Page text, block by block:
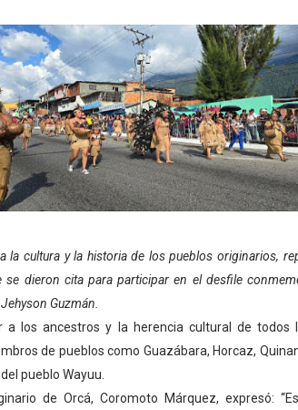
taller de bordado en punto de cruz
avanza en la transformación del
aprenden sobre gaita de tambora con
muestra sus avances en visita
de Nutrición celebra Semana
talleres para aspirantes al curso de
académica de médicos en
la economía comunal en El Vigía con
consolida plan de bacheo en el sector La
la cultura y la historia de los pueblos originarios,
se dieron cita para participar en el desfile
Guzmán.
a los ancestros y la herencia cultural de todos
de pueblos como Guazábara, Horcaz,
pueblo Wayuu.
de Orcá, Coromoto Márquez, expresó: